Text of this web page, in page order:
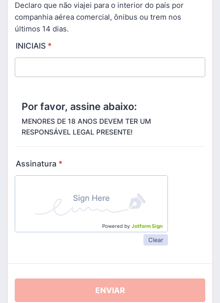
Declaro que não viajei para o interior do país por
companhia aérea comercial, ônibus ou trem nos
últimos 14 dias.
INICIAIS *
Por favor, assine abaixo:
MENORES DE 18 ANOS DEVEM TER UM
RESPONSÁVEL LEGAL PRESENTE!
Assinatura *
Powered by Jotform Sign
Clear
ENVIAR